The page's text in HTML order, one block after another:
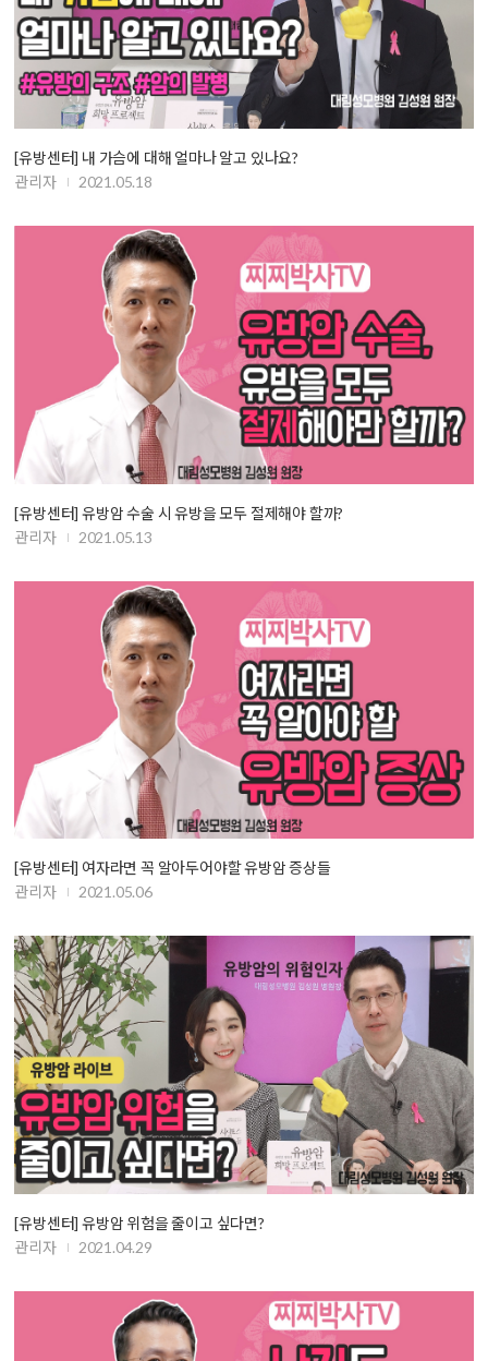
[유방센터] 내 가슴에 대해 얼마나 알고 있나요?
관리자
2021.05.18
[유방센터] 유방암 수술 시 유방을 모두 절제해야 할까?
관리자
2021.05.13
[유방센터] 여자라면 꼭 알아두어야할 유방암 증상들
관리자
2021.05.06
[유방센터] 유방암 위험을 줄이고 싶다면?
관리자
2021.04.29